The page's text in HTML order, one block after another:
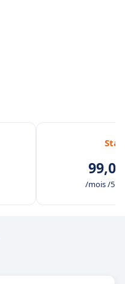
/mois /5